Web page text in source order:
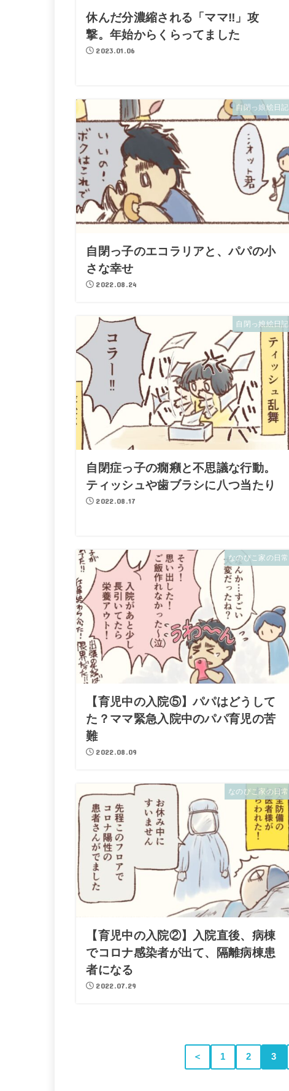
休んだ分濃縮される「ママ‼」攻
撃。年始からくらってました
2023.01.06
自閉っ娘絵日記
自閉っ子のエコラリアと、パパの小
さな幸せ
2022.08.24
自閉っ娘絵日記
自閉症っ子の癇癪と不思議な行動。
ティッシュや歯ブラシに八つ当たり
2022.08.17
なのぴこ家の日常
【育児中の入院⑤】パパはどうして
た？ママ緊急入院中のパパ育児の苦
難
2022.08.09
なのぴこ家の日常
【育児中の入院②】入院直後、病棟
でコロナ感染者が出て、隔離病棟患
者になる
2022.07.29
＜ 1 2 3